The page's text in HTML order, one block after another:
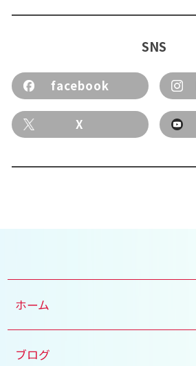
SNS
facebook
X
ホーム
ブログ